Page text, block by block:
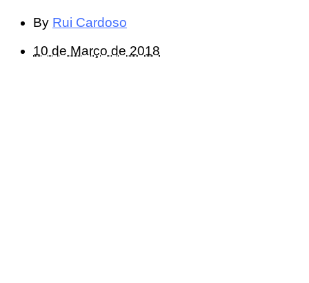
By Rui Cardoso
10 de Março de 2018